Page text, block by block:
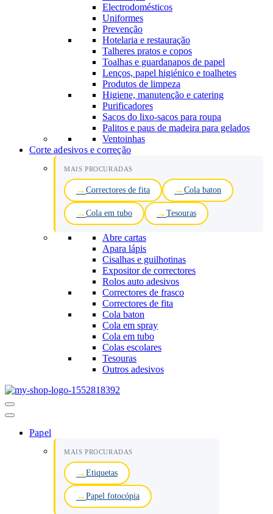
Electrodomésticos
Uniformes
Prevenção
Hotelaria e restauração
Talheres pratos e copos
Toalhas e guardanapos de papel
Lenços, papel higiénico e toalhetes
Produtos de limpeza
Higiene, manutenção e catering
Purificadores
Sacos do lixo-sacos para roupa
Palitos e paus de madeira para gelados
Ventoinhas
Corte adesivos e correção
MAIS PROCURADAS
Correctores de fita Cola baton
Cola em tubo Tesouras
Abre cartas
Apara lápis
Cisalhas e guilhotinas
Expositor de correctores
Rolos auto adesivos
Correctores de frasco
Correctores de fita
Cola baton
Cola em spray
Cola em tubo
Colas escolares
Tesouras
Outros adesivos
Menu
de
Papel
MAIS PROCURADAS
Etiquetas
Papel fotocópia